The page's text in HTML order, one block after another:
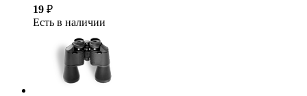
19 ₽
Есть в наличии